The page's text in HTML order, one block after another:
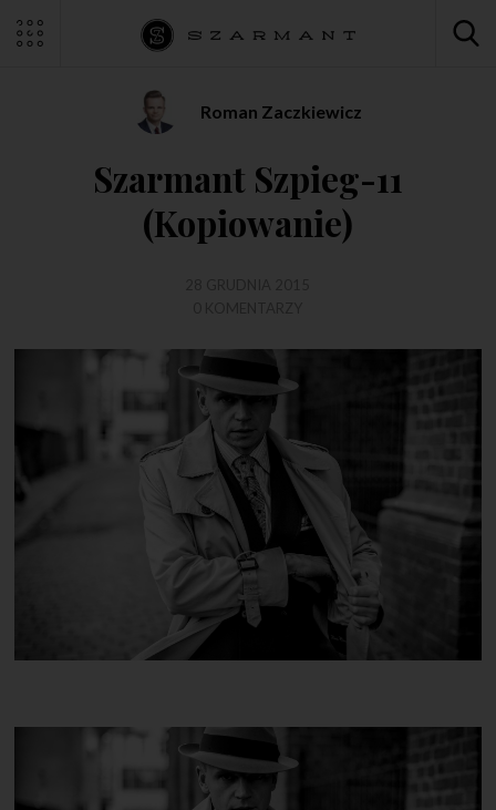
Roman Zaczkiewicz
Szarmant Szpieg-11
(Kopiowanie)